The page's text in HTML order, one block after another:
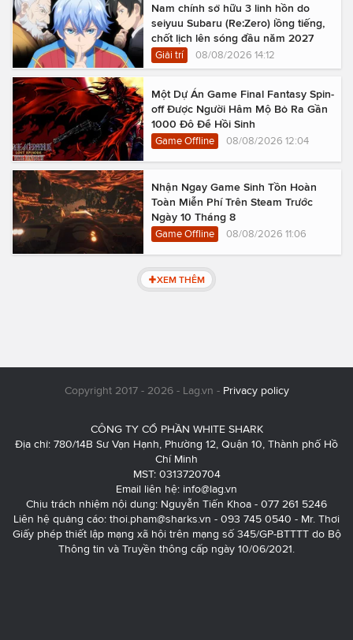
Nam chính sở hữu 3 linh hồn do
seiyuu Subaru (Re:Zero) lồng tiếng,
chốt lịch lên sóng đầu năm 2027
Giải trí 08/08/2026 14:12
Một Dự Án Game Final Fantasy Spin-
off Được Người Hâm Mộ Bỏ Ra Gần
1000 Đô Để Hồi Sinh
Game Offline 08/08/2026 12:04
Nhận Ngay Game Sinh Tồn Hoàn
Toàn Miễn Phí Trên Steam Trước
Ngày 10 Tháng 8
Game Offline 08/08/2026 11:06
XEM THÊM
Copyright 2017 - 2026 - Lag.vn - Privacy policy
CÔNG TY CỔ PHẦN WHITE SHARK
Địa chỉ: 780/14B Sư Vạn Hạnh, Phường 12, Quận 10, Thành phố Hồ
Chí Minh
MST: 0313720704
Email liên hệ: info@lag.vn
Chịu trách nhiệm nội dung: Nguyễn Tiến Khoa - 077 261 5246
Liên hệ quảng cáo: thoi.pham@sharks.vn - 093 745 0540 - Mr. Thơi
Giấy phép thiết lập mạng xã hội trên mạng số 345/GP-BTTTT do Bộ
Thông tin và Truyền thông cấp ngày 10/06/2021.